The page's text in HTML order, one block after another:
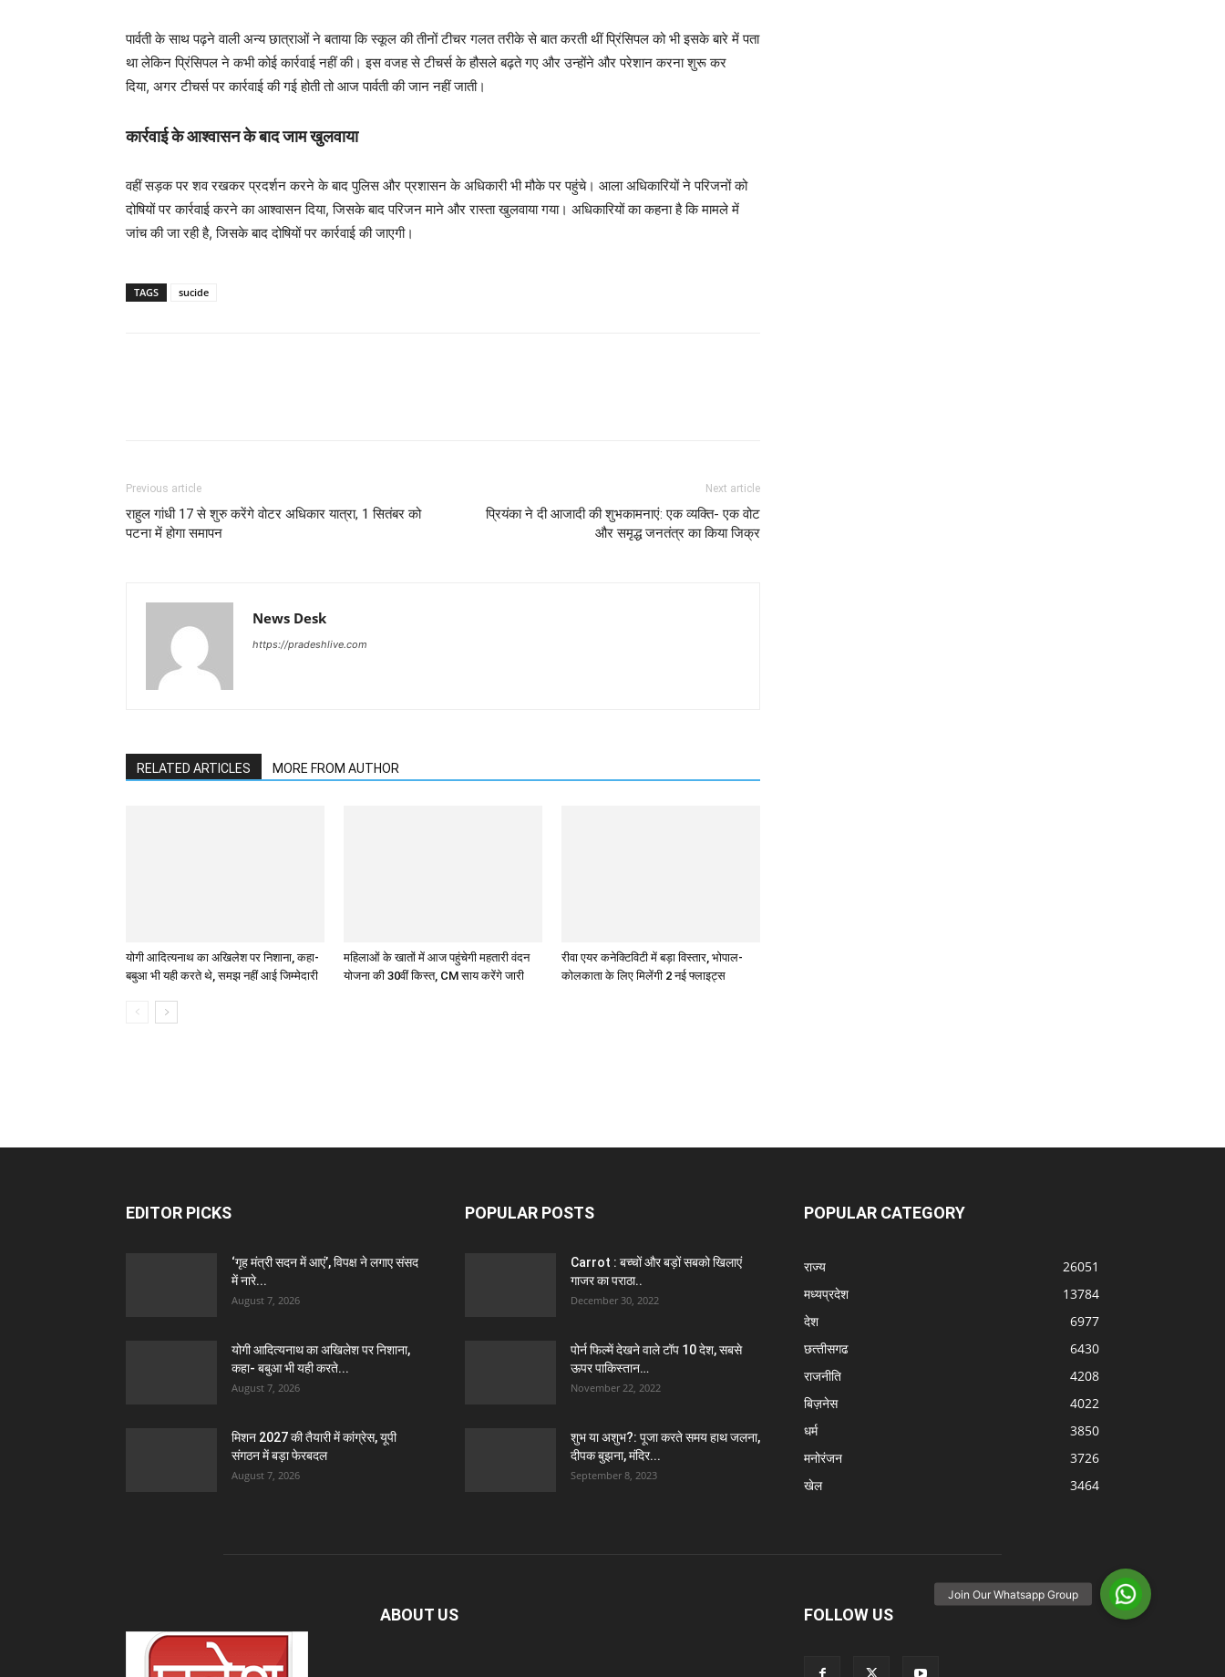
पार्वती के साथ पढ़ने वाली अन्य छात्राओं ने बताया कि स्कूल की तीनों टीचर गलत तरीके से बात करती थीं प्रिंसिपल को भी इसके बारे में पता
था लेकिन प्रिंसिपल ने कभी कोई कार्रवाई नहीं की। इस वजह से टीचर्स के हौसले बढ़ते गए और उन्होंने और परेशान करना शुरू कर
दिया, अगर टीचर्स पर कार्रवाई की गई होती तो आज पार्वती की जान नहीं जाती।
कार्रवाई के आश्वासन के बाद जाम खुलवाया
वहीं सड़क पर शव रखकर प्रदर्शन करने के बाद पुलिस और प्रशासन के अधिकारी भी मौके पर पहुंचे। आला अधिकारियों ने परिजनों को
दोषियों पर कार्रवाई करने का आश्वासन दिया, जिसके बाद परिजन माने और रास्ता खुलवाया गया। अधिकारियों का कहना है कि मामले में
जांच की जा रही है, जिसके बाद दोषियों पर कार्रवाई की जाएगी।
TAGS sucide
Previous article
राहुल गांधी 17 से शुरु करेंगे वोटर अधिकार यात्रा, 1 सितंबर को
पटना में होगा समापन
Next article
प्रियंका ने दी आजादी की शुभकामनाएं: एक व्यक्ति- एक वोट
और समृद्ध जनतंत्र का किया जिक्र
News Desk
https://pradeshlive.com
RELATED ARTICLES MORE FROM AUTHOR
योगी आदित्यनाथ का अखिलेश पर निशाना, कहा-
बबुआ भी यही करते थे, समझ नहीं आई जिम्मेदारी
महिलाओं के खातों में आज पहुंचेगी महतारी वंदन
योजना की 30वीं किस्त, CM साय करेंगे जारी
रीवा एयर कनेक्टिविटी में बड़ा विस्तार, भोपाल-
कोलकाता के लिए मिलेंगी 2 नई फ्लाइट्स
EDITOR PICKS
‘गृह मंत्री सदन में आएं’, विपक्ष ने लगाए संसद
में नारे...
August 7, 2026
योगी आदित्यनाथ का अखिलेश पर निशाना,
कहा- बबुआ भी यही करते...
August 7, 2026
मिशन 2027 की तैयारी में कांग्रेस, यूपी
संगठन में बड़ा फेरबदल
August 7, 2026
POPULAR POSTS
Carrot : बच्चों और बड़ों सबको खिलाएं
गाजर का पराठा..
December 30, 2022
पोर्न फिल्में देखने वाले टॉप 10 देश, सबसे
ऊपर पाकिस्तान…
November 22, 2022
शुभ या अशुभ?: पूजा करते समय हाथ जलना,
दीपक बुझना, मंदिर...
September 8, 2023
POPULAR CATEGORY
राज्‍य
26051
मध्यप्रदेश
13784
देश
6977
छत्‍तीसगढ
6430
राजनीति
4208
बिज़नेस
4022
धर्म
3850
मनोरंजन
3726
खेल
3464
ABOUT US FOLLOW US